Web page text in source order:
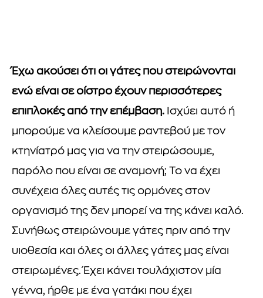
Έχω ακούσει ότι οι γάτες που στειρώνονται
ενώ είναι σε οίστρο έχουν περισσότερες
επιπλοκές από την επέμβαση. Ισχύει αυτό ή
μπορούμε να κλείσουμε ραντεβού με τον
κτηνίατρό μας για να την στειρώσουμε,
παρόλο που είναι σε αναμονή; Το να έχει
συνέχεια όλες αυτές τις ορμόνες στον
οργανισμό της δεν μπορεί να της κάνει καλό.
Συνήθως στειρώνουμε γάτες πριν από την
υιοθεσία και όλες οι άλλες γάτες μας είναι
στειρωμένες. Έχει κάνει τουλάχιστον μία
γέννα, ήρθε με ένα γατάκι που έχει